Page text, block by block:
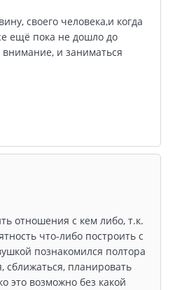
своего человека,и когда
ещё пока не дошло до
и заниматься
отношения с кем либо, т.к.
что-либо построить с
познакомился полтора
сближаться, планировать
это возможно без какой